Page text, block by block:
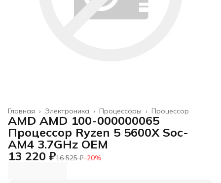
Процессор
Процессоры ›
Электроника ›
Главная ›
AMD AMD 100-000000065
Процессор Ryzen 5 5600X Soc-
AM4 3.7GHz OEM
13 220 ₽16 525 ₽−20%